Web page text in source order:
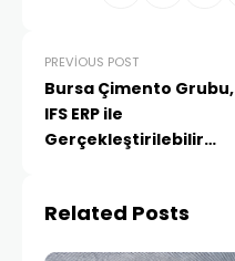
PREVIOUS POST
Bursa Çimento Grubu,
IFS ERP ile
Gerçekleştirilebilir
Related Posts